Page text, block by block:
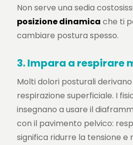
Non serve una sedia
posizione dinamica che ti
cambiare postura spesso.
3. Impara a respirare
Molti dolori posturali
respirazione superficiale. I
insegnano a usare il
con il pavimento pelvico:
significa ridurre la tensione e